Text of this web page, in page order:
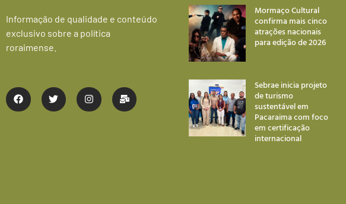
Informação de qualidade e conteúdo
exclusivo sobre a política
roraimense.
Mormaço Cultural
confirma mais cinco
atrações nacionais
para edição de 2026
Sebrae inicia projeto
de turismo
sustentável em
Pacaraima com foco
em certificação
internacional